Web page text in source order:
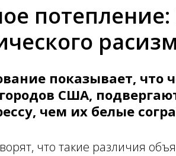
показывает, что
США,
чем их белые
что такие различия